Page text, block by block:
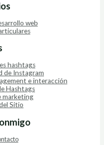
web
hashtags
de Instagram
e interacción
Hashtags
marketing
Sitio